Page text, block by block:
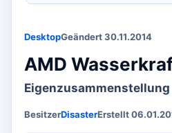
DesktopGeändert 30.11.2014
AMD
Eigenzusammenstellung
BesitzerDisasterErstellt